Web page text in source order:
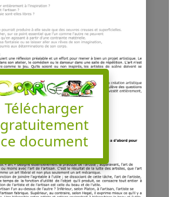
Télécharger
gratuitement
ce document